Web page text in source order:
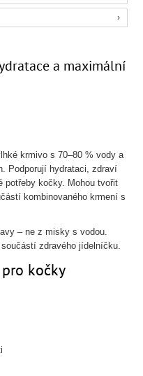
a maximální
krmivo s 70–80 % vody a
Podporují hydrataci, zdraví
potřeby kočky. Mohou tvořit
kombinovaného krmení s
– ne z misky s vodou.
zdravého jídelníčku.
kočky